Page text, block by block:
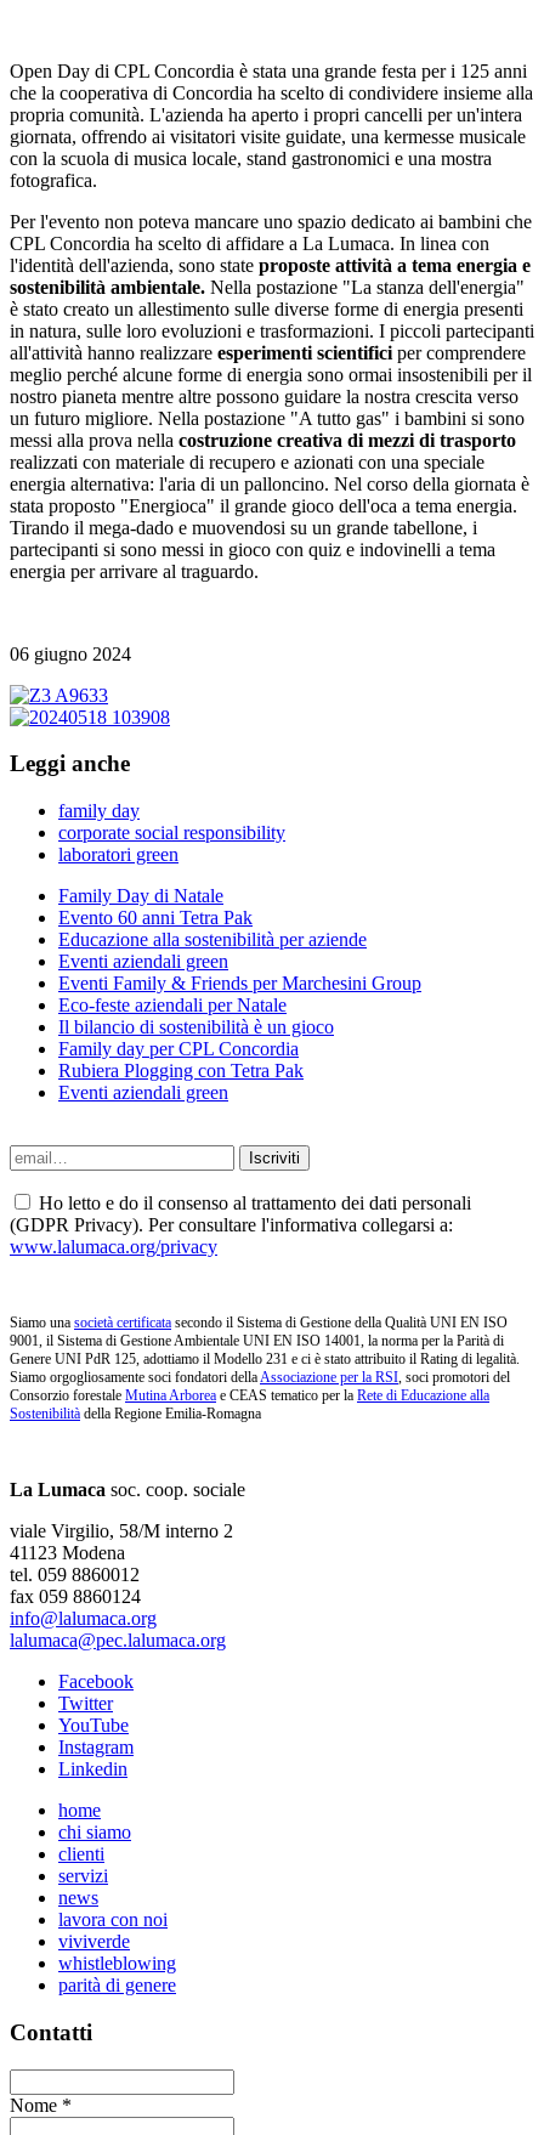
Open Day di CPL Concordia è stata una grande festa per i 125 anni
che la cooperativa di Concordia ha scelto di condividere insieme alla
propria comunità. L'azienda ha aperto i propri cancelli per un'intera
giornata, offrendo ai visitatori visite guidate, una kermesse musicale
con la scuola di musica locale, stand gastronomici e una mostra
fotografica.
Per l'evento non poteva mancare uno spazio dedicato ai bambini che
CPL Concordia ha scelto di affidare a La Lumaca. In linea con
l'identità dell'azienda, sono state proposte attività a tema energia e
sostenibilità ambientale. Nella postazione "La stanza dell'energia"
è stato creato un allestimento sulle diverse forme di energia presenti
in natura, sulle loro evoluzioni e trasformazioni. I piccoli partecipanti
all'attività hanno realizzare esperimenti scientifici per comprendere
meglio perché alcune forme di energia sono ormai insostenibili per il
nostro pianeta mentre altre possono guidare la nostra crescita verso
un futuro migliore. Nella postazione "A tutto gas" i bambini si sono
messi alla prova nella costruzione creativa di mezzi di trasporto
realizzati con materiale di recupero e azionati con una speciale
energia alternativa: l'aria di un palloncino. Nel corso della giornata è
stata proposto "Energioca" il grande gioco dell'oca a tema energia.
Tirando il mega-dado e muovendosi su un grande tabellone, i
partecipanti si sono messi in gioco con quiz e indovinelli a tema
energia per arrivare al traguardo.
06 giugno 2024
Leggi anche
family day
corporate social responsibility
laboratori green
Family Day di Natale
Evento 60 anni Tetra Pak
Educazione alla sostenibilità per aziende
Eventi aziendali green
Eventi Family & Friends per Marchesini Group
Eco-feste aziendali per Natale
Il bilancio di sostenibilità è un gioco
Family day per CPL Concordia
Rubiera Plogging con Tetra Pak
Eventi aziendali green
Ho letto e do il consenso al trattamento dei dati personali
(GDPR Privacy). Per consultare l'informativa collegarsi a:
www.lalumaca.org/privacy
Siamo una società certificata secondo il Sistema di Gestione della Qualità UNI EN ISO
9001, il Sistema di Gestione Ambientale UNI EN ISO 14001, la norma per la Parità di
Genere UNI PdR 125, adottiamo il Modello 231 e ci è stato attribuito il Rating di legalità.
Siamo orgogliosamente soci fondatori dellaAssociazione per la RSI, soci promotori del
Consorzio forestale Mutina Arborea e CEAS tematico per la Rete di Educazione alla
Sostenibilità della Regione Emilia-Romagna
La Lumaca soc. coop. sociale
viale Virgilio, 58/M interno 2
41123 Modena
tel. 059 8860012
fax 059 8860124
info@lalumaca.org
lalumaca@pec.lalumaca.org
Facebook
Twitter
YouTube
Instagram
Linkedin
home
chi siamo
clienti
servizi
news
lavora con noi
viviverde
whistleblowing
parità di genere
Contatti
Nome *